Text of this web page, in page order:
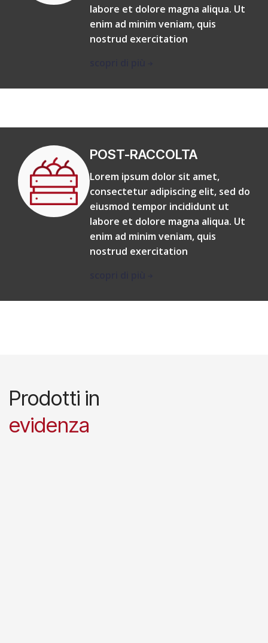
labore et dolore magna aliqua. Ut
enim ad minim veniam, quis
nostrud exercitation
POST-RACCOLTA
Lorem ipsum dolor sit amet,
consectetur adipiscing elit, sed do
eiusmod tempor incididunt ut
labore et dolore magna aliqua. Ut
enim ad minim veniam, quis
nostrud exercitation
Prodotti in
evidenza